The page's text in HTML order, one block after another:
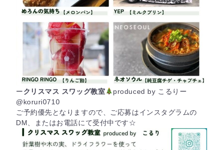
ークリスマス スワッグ教室
produced by こるりー
@koruri0710
ご予約優先となりますので、ご応募はインスタグラムの
DM、またはお電話にて受付中です☆